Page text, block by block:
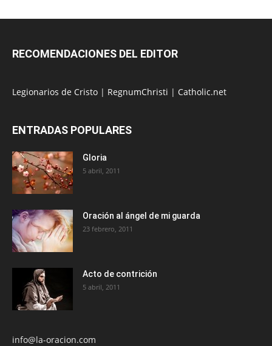
RECOMENDACIONES DEL EDITOR
Legionarios de Cristo | RegnumChristi | Catholic.net
ENTRADAS POPULARES
Gloria
5 abril, 2011
Oración al ángel de mi guarda
23 febrero, 2011
Acto de contrición
5 abril, 2011
info@la-oracion.com